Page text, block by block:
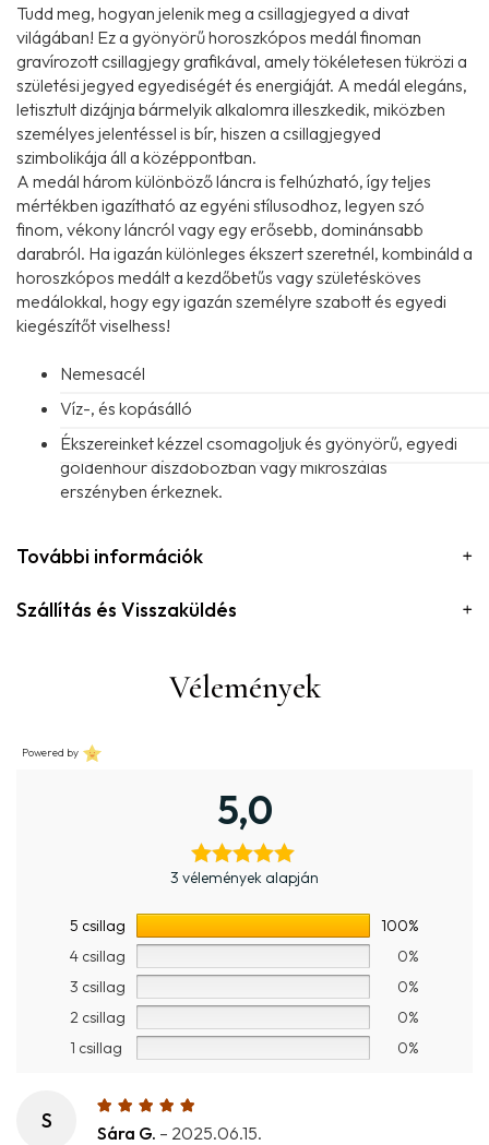
Tudd meg, hogyan jelenik meg a csillagjegyed a divat
világában! Ez a gyönyörű horoszkópos medál finoman
gravírozott csillagjegy grafikával, amely tökéletesen tükrözi a
születési jegyed egyediségét és energiáját. A medál elegáns,
letisztult dizájnja bármelyik alkalomra illeszkedik, miközben
személyes jelentéssel is bír, hiszen a csillagjegyed
szimbolikája áll a középpontban.
A medál három különböző láncra is felhúzható, így teljes
mértékben igazítható az egyéni stílusodhoz, legyen szó
finom, vékony láncról vagy egy erősebb, dominánsabb
darabról. Ha igazán különleges ékszert szeretnél, kombináld a
horoszkópos medált a kezdőbetűs vagy születésköves
medálokkal, hogy egy igazán személyre szabott és egyedi
kiegészítőt viselhess!
Nemesacél
Víz-, és kopásálló
Ékszereinket kézzel csomagoljuk és gyönyörű, egyedi
goldenhour díszdobozban vagy mikroszálas
erszényben érkeznek.
További információk
Szállítás és Visszaküldés
Vélemények
Powered by
5,0
3 vélemények alapján
5 csillag
100%
4 csillag
0%
3 csillag
0%
2 csillag
0%
1 csillag
0%
S
Sára G. – 2025.06.15.